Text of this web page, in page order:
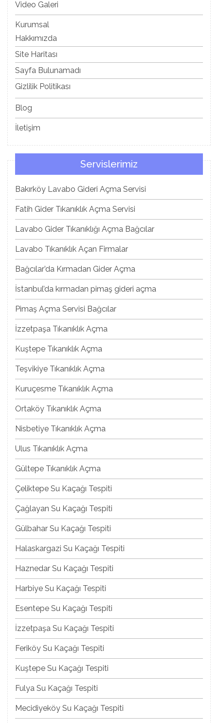
Video Galeri
Kurumsal
Hakkımızda
Site Haritası
Sayfa Bulunamadı
Gizlilik Politikası
Blog
İletişim
Servislerimiz
Bakırköy Lavabo Gideri Açma Servisi
Fatih Gider Tıkanıklık Açma Servisi
Lavabo Gider Tıkanıklığı Açma Bağcılar
Lavabo Tıkanıklık Açan Firmalar
Bağcılar’da Kırmadan Gider Açma
İstanbul’da kırmadan pimaş gideri açma
Pimaş Açma Servisi Bağcılar
İzzetpaşa Tıkanıklık Açma
Kuştepe Tıkanıklık Açma
Teşvikiye Tıkanıklık Açma
Kuruçesme Tıkanıklık Açma
Ortaköy Tıkanıklık Açma
Nisbetiye Tıkanıklık Açma
Ulus Tıkanıklık Açma
Gültepe Tıkanıklık Açma
Çeliktepe Su Kaçağı Tespiti
Çağlayan Su Kaçağı Tespiti
Gülbahar Su Kaçağı Tespiti
Halaskargazi Su Kaçağı Tespiti
Haznedar Su Kaçağı Tespiti
Harbiye Su Kaçağı Tespiti
Esentepe Su Kaçağı Tespiti
İzzetpaşa Su Kaçağı Tespiti
Feriköy Su Kaçağı Tespiti
Kuştepe Su Kaçağı Tespiti
Fulya Su Kaçağı Tespiti
Mecidiyeköy Su Kaçağı Tespiti